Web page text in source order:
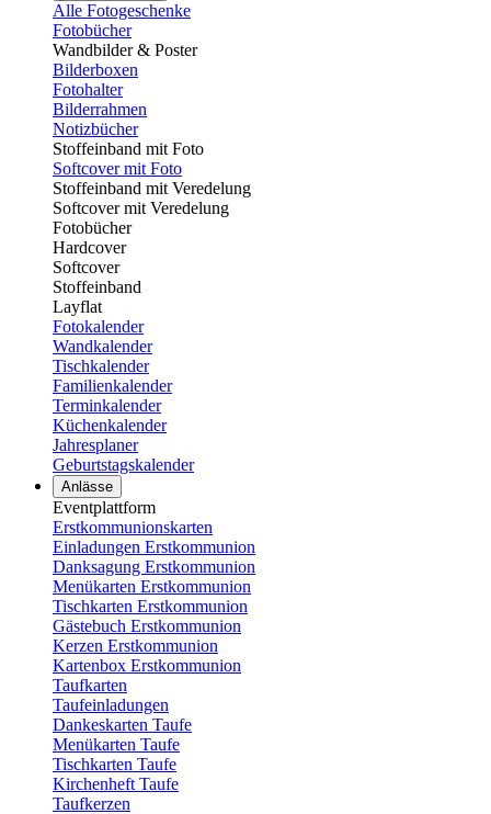
Alle Fotogeschenke
Fotobücher
Wandbilder & Poster
Bilderboxen
Fotohalter
Bilderrahmen
Notizbücher
Stoffeinband mit Foto
Softcover mit Foto
Stoffeinband mit Veredelung
Softcover mit Veredelung
Fotobücher
Hardcover
Softcover
Stoffeinband
Layflat
Fotokalender
Wandkalender
Tischkalender
Familienkalender
Terminkalender
Küchenkalender
Jahresplaner
Geburtstagskalender
Anlässe
Eventplattform
Erstkommunionskarten
Einladungen Erstkommunion
Danksagung Erstkommunion
Menükarten Erstkommunion
Tischkarten Erstkommunion
Gästebuch Erstkommunion
Kerzen Erstkommunion
Kartenbox Erstkommunion
Taufkarten
Taufeinladungen
Dankeskarten Taufe
Menükarten Taufe
Tischkarten Taufe
Kirchenheft Taufe
Taufkerzen